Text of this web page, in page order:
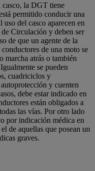
casco, la DGT tiene
permitido conducir una
uso del casco aparecen en
Circulación y deben ser
de que un agente de la
de una moto se
marcha atrás o también
se pueden
cuadriciclos y
y cuenten
debe estar indicado en
están obligados a
las vías. Por otro lado
por indicación médica en
de aquellas que posean un
graves.